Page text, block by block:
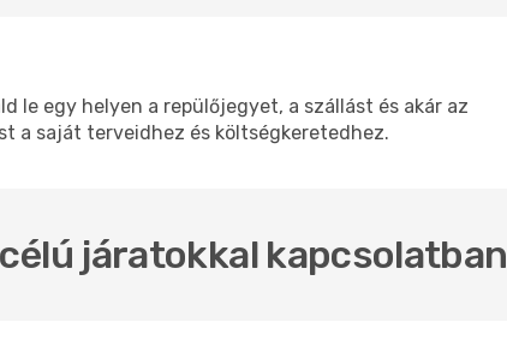
le egy helyen a repülőjegyet, a szállást és akár az
a saját terveidhez és költségkeretedhez.
járatokkal kapcsolatban